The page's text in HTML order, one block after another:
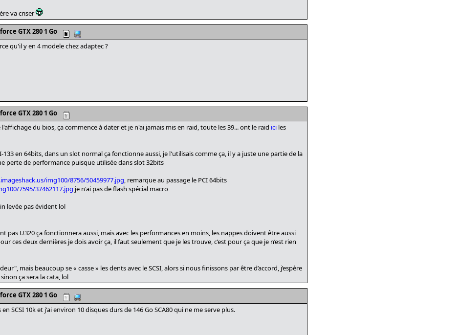
va criser
GTX 280 1 Go
qu'il y en 4 modele chez adaptec ?
GTX 280 1 Go
du bios, ça commence à dater et je n'ai jamais mis en raid, toute les 39... ont le raid ici les
133 en 64bits, dans un slot normal ça fonctionne aussi, je l'utilisais comme ça, il y a juste une partie de la
perte de performance puisque utilisée dans slot 32bits
img100/8756/50459977.jpg, remarque au passage le PCI 64bits
7595/37462117.jpg je n'ai pas de flash spécial macro
levée pas évident lol
pas U320 ça fonctionnera aussi, mais avec les performances en moins, les nappes doivent être aussi
ces deux dernières je dois avoir ça, il faut seulement que je les trouve, c’est pour ça que je n’est rien
mais beaucoup se « casse » les dents avec le SCSI, alors si nous finissons par être d’accord, j’espère
ça sera la cata, lol
GTX 280 1 Go
SCSI 10k et j'ai environ 10 disques durs de 146 Go SCA80 qui ne me serve plus.